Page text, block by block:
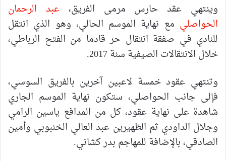
وينتهي عقد حارس مرمى الفريق، عبد الرحمان
الحواصلي مع نهاية الموسم الحالي، وهو الذي انتقل
للنادي في صفقة انتقال حر قادما من الفتح الرباطي،
خلال الانتقالات الصيفية سنة 2017.
وتنتهي عقود خمسة لاعبين آخرين بالفريق السوسي،
فإلى جانب الحواصلي، ستكون نهاية الموسم الجاري
شاهدة على نهاية عقود، كل من المدافع ياسين الرامي
وجلال الداودي ثم الظهيرين عبد العالي الخنبوبي وأمين
الصادقي، بالإضافة للمهاجم بدر كشاني.